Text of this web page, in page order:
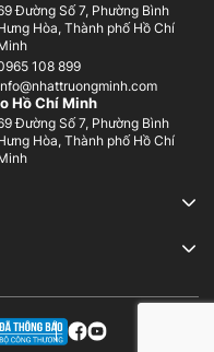
Đường Số 7, Phường Bình
Hòa, Thành phố Hồ Chí
108 899
Hồ Chí Minh
Đường Số 7, Phường Bình
Hòa, Thành phố Hồ Chí